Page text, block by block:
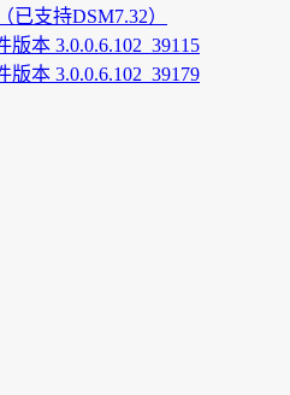
支持DSM7.32）
版本 3.0.0.6.102_39115
版本 3.0.0.6.102_39179